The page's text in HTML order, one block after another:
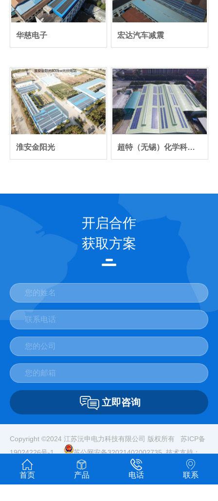
华慈电子 宏达汽车减震
淮安金阳光 超特（无锡）化学科技有限公司 200KW 屋顶分布式光伏发电项目
开启合作
获取方案
立即咨询
Copyright ©2024 江苏沅申电力科技有限公司 版权所有 苏ICP备
19024226号-1
苏公网安备32021402002735技术支持：
无锡网站建设
首页 产品 电话 联系